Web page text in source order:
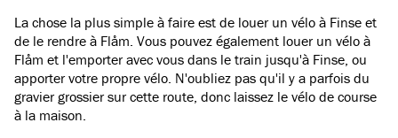
La chose la plus simple à faire est de louer un vélo à Finse et
de le rendre à Flåm. Vous pouvez également louer un vélo à
Flåm et l'emporter avec vous dans le train jusqu'à Finse, ou
apporter votre propre vélo. N'oubliez pas qu'il y a parfois du
gravier grossier sur cette route, donc laissez le vélo de course
à la maison.